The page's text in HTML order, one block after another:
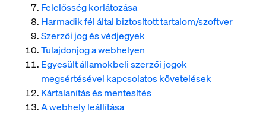
Felelősség korlátozása
Harmadik fél által biztosított tartalom/szoftver
Szerzői jog és védjegyek
Tulajdonjog a webhelyen
Egyesült államokbeli szerzői jogok
megsértésével kapcsolatos követelések
Kártalanítás és mentesítés
A webhely leállítása